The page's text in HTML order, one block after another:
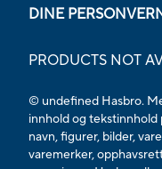
DINE
PRODUCTS NOT
© undefined Hasbro.
innhold og
navn, figurer, bilder,
varemerker,